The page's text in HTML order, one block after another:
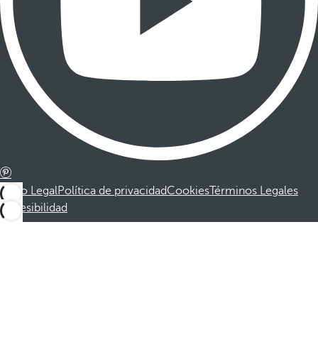
Aviso LegalPolítica de privacidadCookiesTérminos Legales
Accesibilidad